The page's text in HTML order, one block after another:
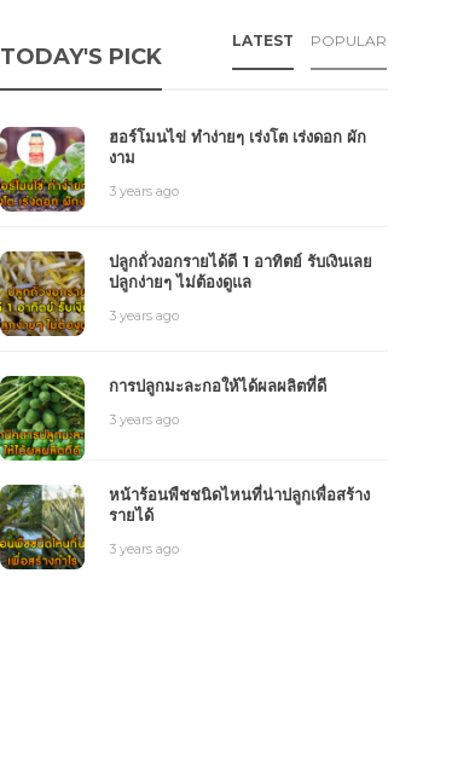
TODAY'S PICK
LATEST POPULAR
ฮอร์โมนไข่ ทำง่ายๆ เร่งโต เร่งดอก ผัก
งาม
3 years ago
ปลูกถั่วงอกรายได้ดี 1 อาทิตย์ รับเงินเลย
ปลูกง่ายๆ ไม่ต้องดูแล
3 years ago
การปลูกมะละกอให้ได้ผลผลิตที่ดี
3 years ago
หน้าร้อนพืชชนิดไหนที่น่าปลูกเพื่อสร้าง
รายได้
3 years ago